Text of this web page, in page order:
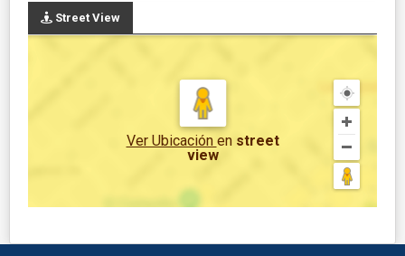
Street View
Ver Ubicación en street
view